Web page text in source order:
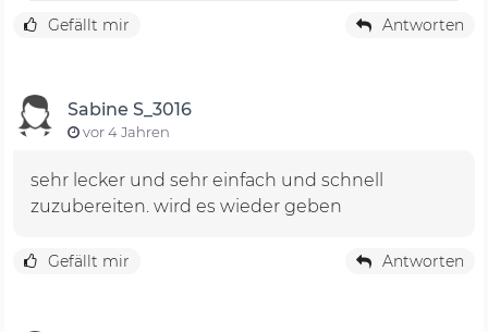
Gefällt mir Antworten
Sabine S_3016
vor 4 Jahren
sehr lecker und sehr einfach und schnell
zuzubereiten. wird es wieder geben
Gefällt mir Antworten